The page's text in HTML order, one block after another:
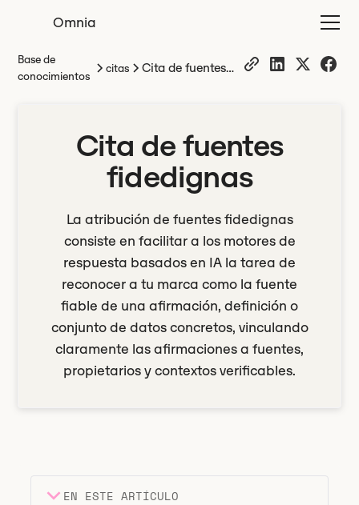
Omnia
Base de
conocimientos
citas
Cita de fuentes
Cita de fuentes
fidedignas
La atribución de fuentes fidedignas
consiste en facilitar a los motores de
respuesta basados en IA la tarea de
reconocer a tu marca como la fuente
fiable de una afirmación, definición o
conjunto de datos concretos, vinculando
claramente las afirmaciones a fuentes,
propietarios y contextos verificables.
EN ESTE ARTÍCULO